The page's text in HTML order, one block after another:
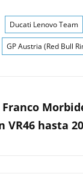
Ducati Lenovo Team
GP Austria (Red Bull
Franco
VR46 hasta